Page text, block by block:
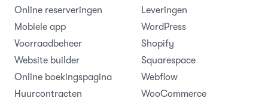
Online reserveringen
Mobiele app
Voorraadbeheer
Website builder
Online boekingspagina
Huurcontracten
Leveringen
WordPress
Shopify
Squarespace
Webflow
WooCommerce